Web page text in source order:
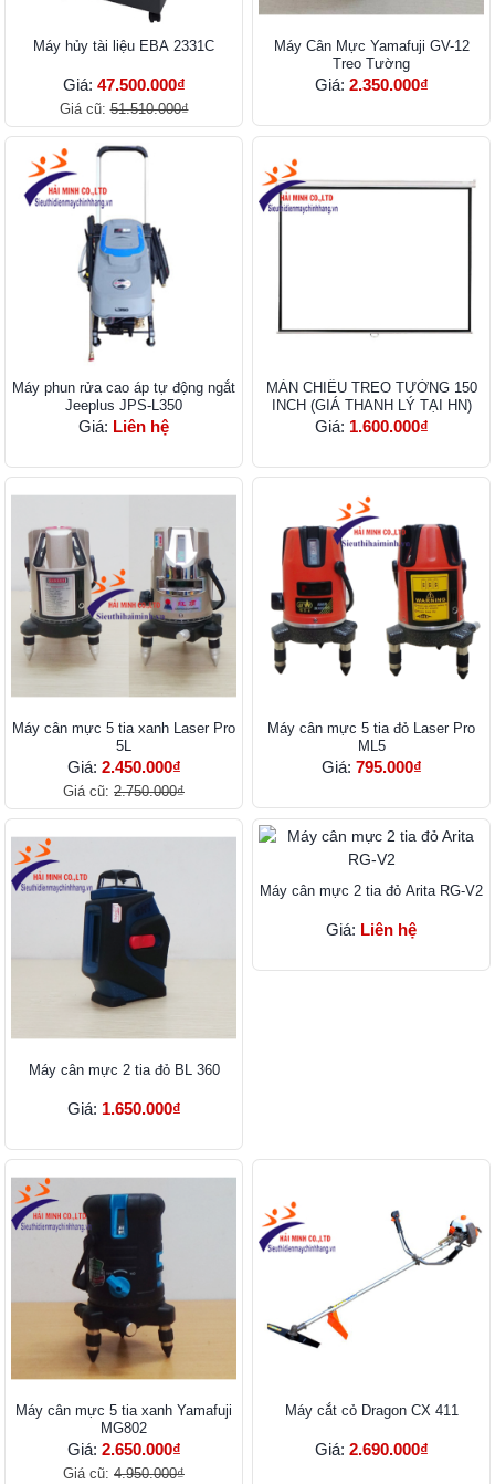
Máy hủy tài liệu EBA 2331C
Giá: 47.500.000₫
Giá cũ:51.510.000₫
Máy Cân Mực Yamafuji GV-12
Treo Tường
Giá: 2.350.000₫
Máy phun rửa cao áp tự động ngắt
Jeeplus JPS-L350
Giá: Liên hệ
MÀN CHIẾU TREO TƯỜNG 150
INCH (GIÁ THANH LÝ TẠI HN)
Giá: 1.600.000₫
Máy cân mực 5 tia xanh Laser Pro
5L
Giá: 2.450.000₫
Giá cũ: 2.750.000₫
Máy cân mực 5 tia đỏ Laser Pro
ML5
Giá: 795.000₫
Máy cân mực 2 tia đỏ BL 360
Giá: 1.650.000₫
Máy cân mực 2 tia đỏ Arita RG-V2
Giá: Liên hệ
Máy cân mực 5 tia xanh Yamafuji
MG802
Giá: 2.650.000₫
Giá cũ: 4.950.000₫
Máy cắt cỏ Dragon CX 411
Giá: 2.690.000₫